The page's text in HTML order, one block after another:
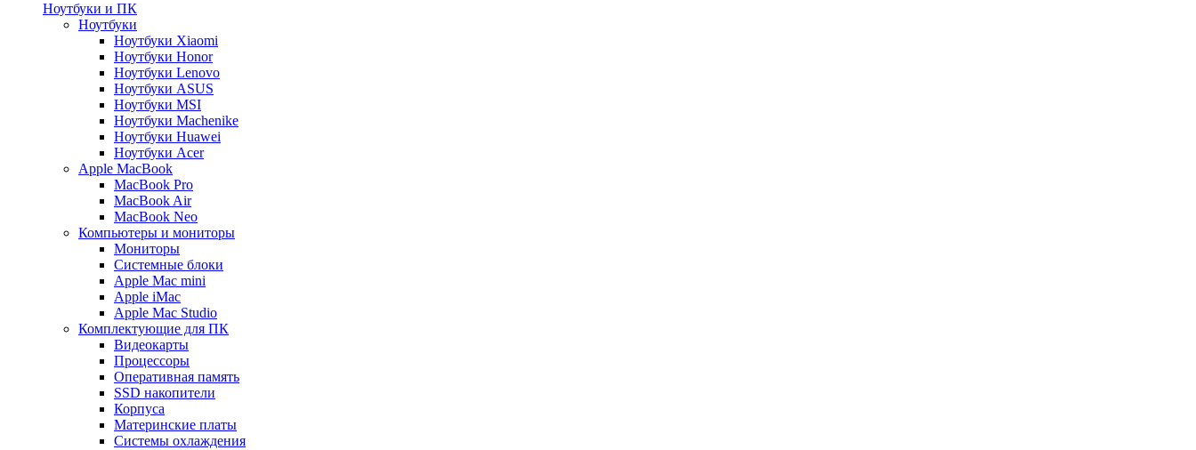
Ноутбуки и ПК
Ноутбуки
Ноутбуки Xiaomi
Ноутбуки Honor
Ноутбуки Lenovo
Ноутбуки ASUS
Ноутбуки MSI
Ноутбуки Machenike
Ноутбуки Huawei
Ноутбуки Acer
Apple MacBook
MacBook Pro
MacBook Air
MacBook Neo
Компьютеры и мониторы
Мониторы
Системные блоки
Apple Mac mini
Apple iMac
Apple Mac Studio
Комплектующие для ПК
Видеокарты
Процессоры
Оперативная память
SSD накопители
Корпуса
Материнские платы
Системы охлаждения